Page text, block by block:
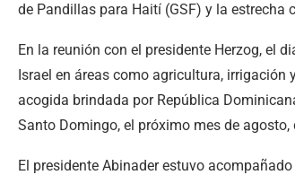
de Pandillas para Haití (GSF) y la
En la reunión con el presidente Herzog, el
Israel en áreas como agricultura,
acogida brindada por República
Santo Domingo, el próximo mes de
El presidente Abinader estuvo